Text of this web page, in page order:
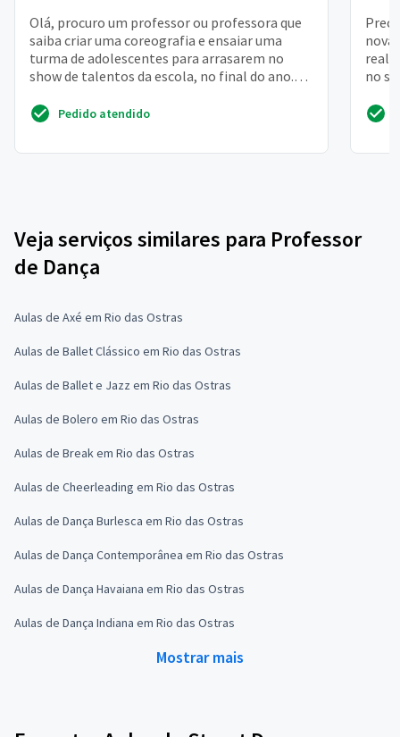
Olá, procuro um professor ou professora que
saiba criar uma coreografia e ensaiar uma
turma de adolescentes para arrasarem no
show de talentos da escola, no final do ano.
Pedido atendido
no
Veja serviços similares para Professor
de Dança
Aulas de Axé em Rio das Ostras
Aulas de Ballet Clássico em Rio das Ostras
Aulas de Ballet e Jazz em Rio das Ostras
Aulas de Bolero em Rio das Ostras
Aulas de Break em Rio das Ostras
Aulas de Cheerleading em Rio das Ostras
Aulas de Dança Burlesca em Rio das Ostras
Aulas de Dança Contemporânea em Rio das Ostras
Aulas de Dança Havaiana em Rio das Ostras
Aulas de Dança Indiana em Rio das Ostras
Mostrar mais